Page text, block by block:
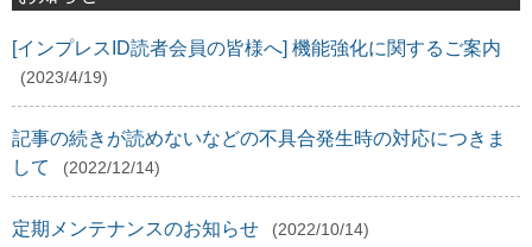
[インプレスID読者会員の皆様へ] 機能強化に関するご案内
(2023/4/19)
記事の続きが読めないなどの不具合発生時の対応につきま
して
(2022/12/14)
定期メンテナンスのお知らせ (2022/10/14)